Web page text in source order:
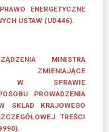
ENERGETYCZNE
USTAW (UD446).
MINISTRA
ZMIENIAJĄCE
W SPRAWIE
PROWADZENIA
SKŁAD KRAJOWEGO
TREŚCI